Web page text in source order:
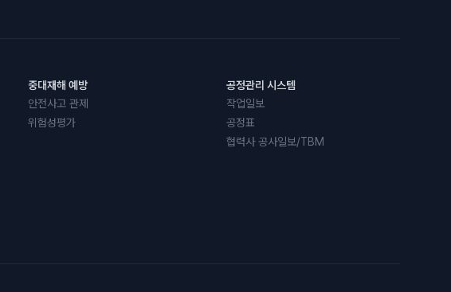
중대재해 예방
안전사고 관제
위험성평가
공정관리 시스템
작업일보
공정표
협력사 공사일보/TBM